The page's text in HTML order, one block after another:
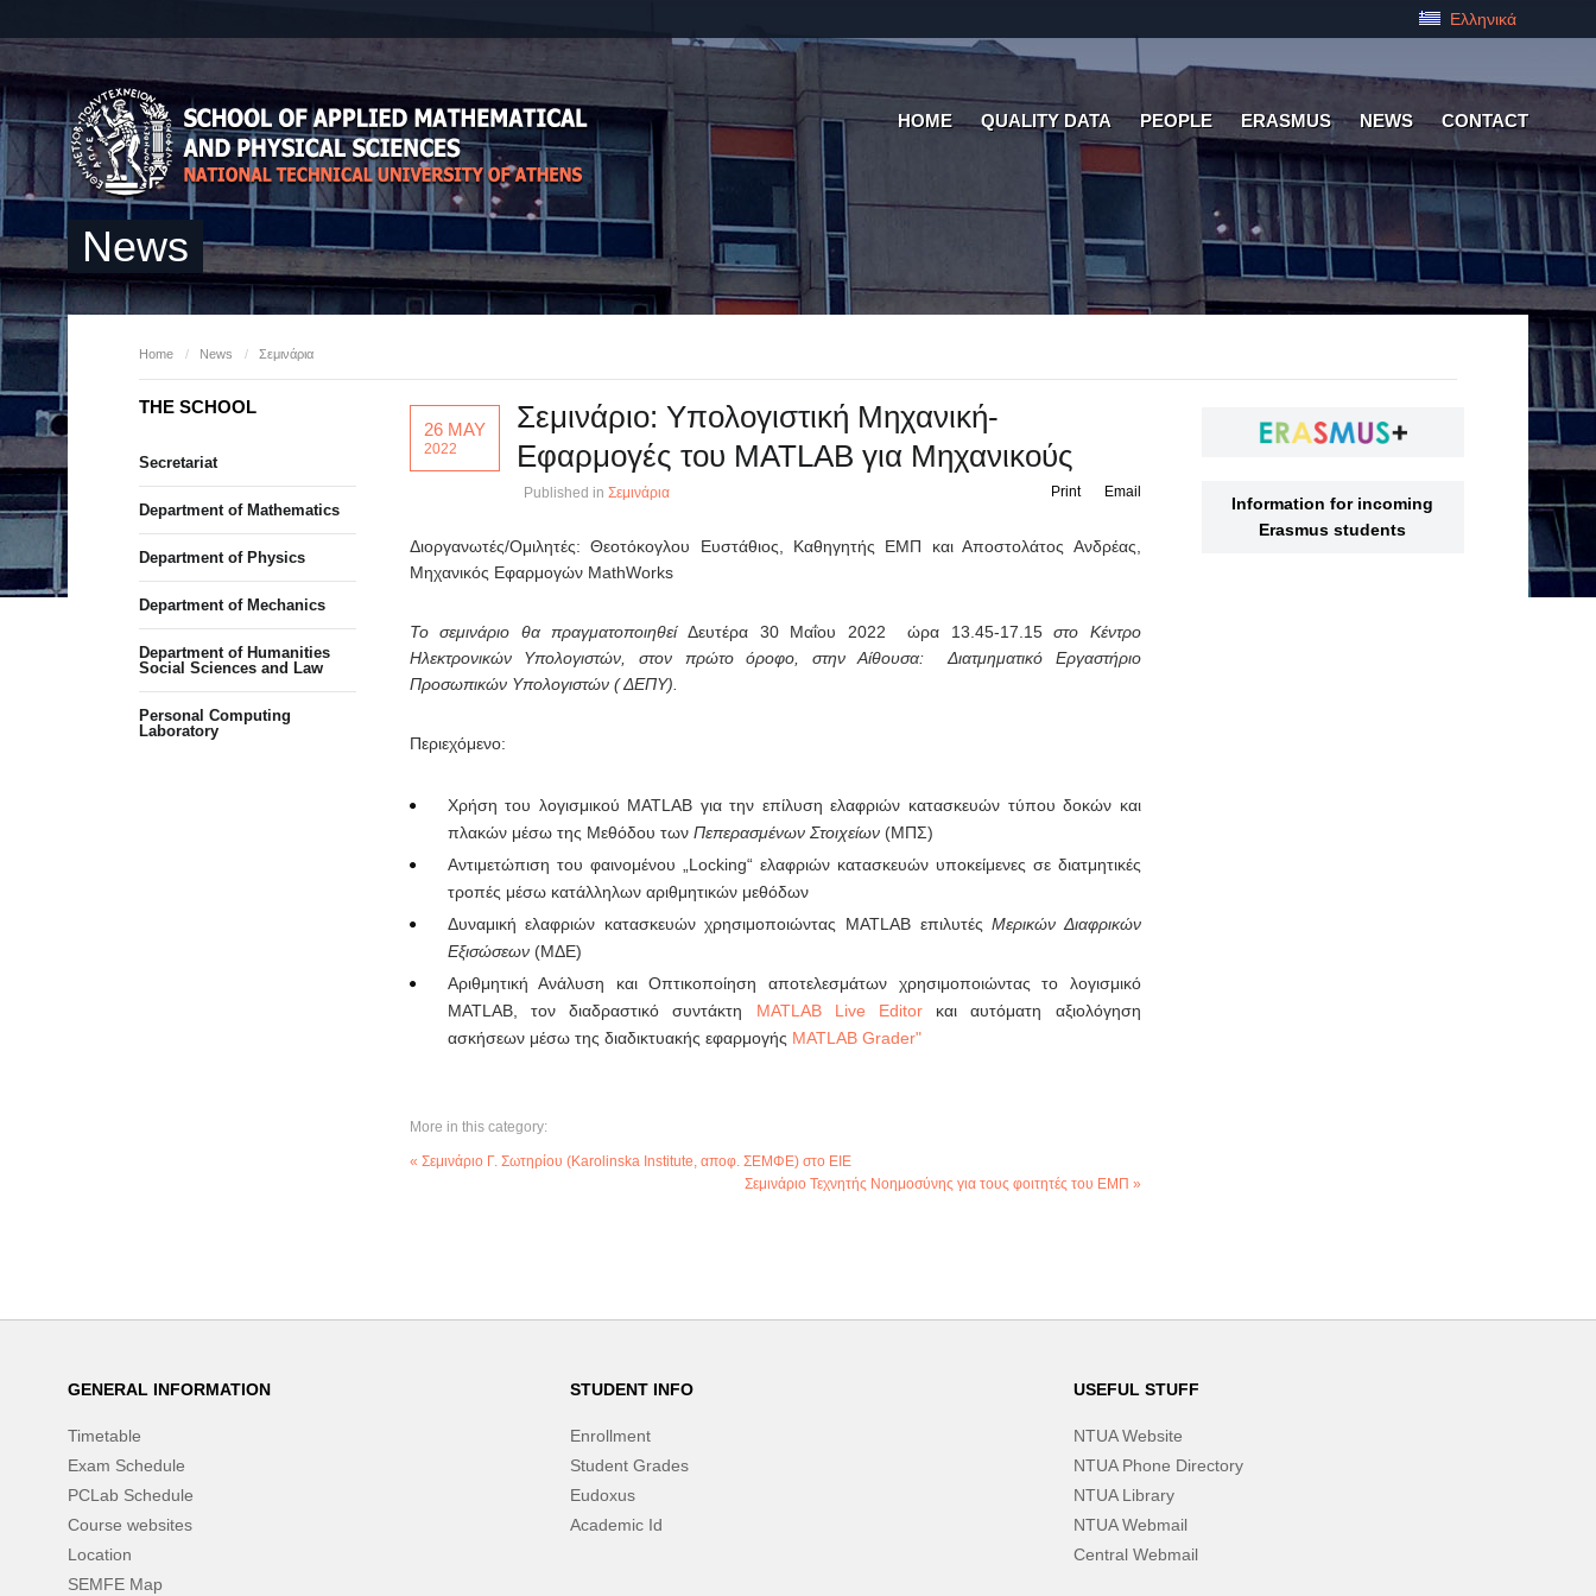
Ελληνικά
HOME QUALITY DATA PEOPLE ERASMUS NEWS CONTACT
News
Home / News / Σεμινάρια
26 MAY
2022
Σεμινάριο: Υπολογιστική Μηχανική-
Εφαρμογές του MATLAB για Μηχανικούς
Published in Σεμινάρια Email
Print
Διοργανωτές/Ομιλητές: Θεοτόκογλου Ευστάθιος, Καθηγητής ΕΜΠ και Αποστολάτος Ανδρέας,
Μηχανικός Εφαρμογών MathWorks
Το σεμινάριο θα πραγματοποιηθείΔευτέρα 30 Μαΐου 2022 ώρα 13.45-17.15στο Kέντρο
Ηλεκτρονικών Υπολογιστών, στον πρώτο όροφο, στην Αίθουσα: Διατμηματικό Εργαστήριο
Προσωπικών Υπολογιστών ( ΔΕΠΥ).
Περιεχόμενο:
Χρήση του λογισμικού MATLAB για την επίλυση ελαφριών κατασκευών τύπου δοκών και
πλακών μέσω της Μεθόδου των Πεπερασμένων Στοιχείων(ΜΠΣ)
Αντιμετώπιση του φαινομένου „Locking“ ελαφριών κατασκευών υποκείμενες σε διατμητικές
τροπές μέσω κατάλληλων αριθμητικών μεθόδων
Δυναμική ελαφριών κατασκευών χρησιμοποιώντας MATLAB επιλυτέςΜερικών Διαφρικών
Εξισώσεων(ΜΔΕ)
Αριθμητική Ανάλυση και Οπτικοποίηση αποτελεσμάτων χρησιμοποιώντας το λογισμικό
MATLAB, τον διαδραστικό συντάκτη MATLAB Live Editor και αυτόματη αξιολόγηση
ασκήσεων μέσω της διαδικτυακής εφαρμογής MATLAB Grader"
More in this category:
« Σεμινάριο Γ. Σωτηρίου (Karolinska Institute, αποφ. ΣΕΜΦΕ) στο ΕΙΕ
Σεμινάριο Τεχνητής Νοημοσύνης για τους φοιτητές του ΕΜΠ »
THE SCHOOL
Secretariat
Department of Mathematics
Department of Physics
Department of Mechanics
Department of Humanities
Social Sciences and Law
Personal Computing
Laboratory
Information for incoming
Erasmus students
GENERAL INFORMATION
Timetable
Exam Schedule
PCLab Schedule
Course websites
Location
SEMFE Map
STUDENT INFO
Enrollment
Student Grades
Eudoxus
Academic Id
USEFUL STUFF
NTUA Website
NTUA Phone Directory
NTUA Library
NTUA Webmail
Central Webmail